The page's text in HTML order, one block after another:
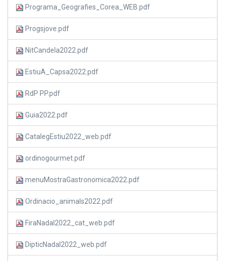
Programa_Geografies_Corea_WEB.pdf
Progsjove.pdf
NitCandela2022.pdf
EstiuA_Capsa2022.pdf
RdP PP.pdf
Guia2022.pdf
CatalegEstiu2022_web.pdf
ordinogourmet.pdf
menuMostraGastronomica2022.pdf
Ordinacio_animals2022.pdf
FiraNadal2022_cat_web.pdf
DipticNadal2022_web.pdf